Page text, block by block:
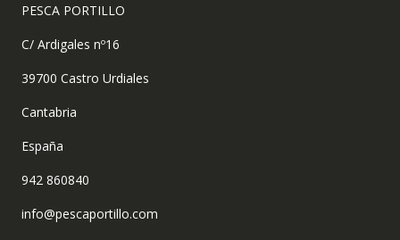
PESCA PORTILLO
C/ Ardigales nº16
39700 Castro Urdiales
Cantabria
España
942 860840
info@pescaportillo.com